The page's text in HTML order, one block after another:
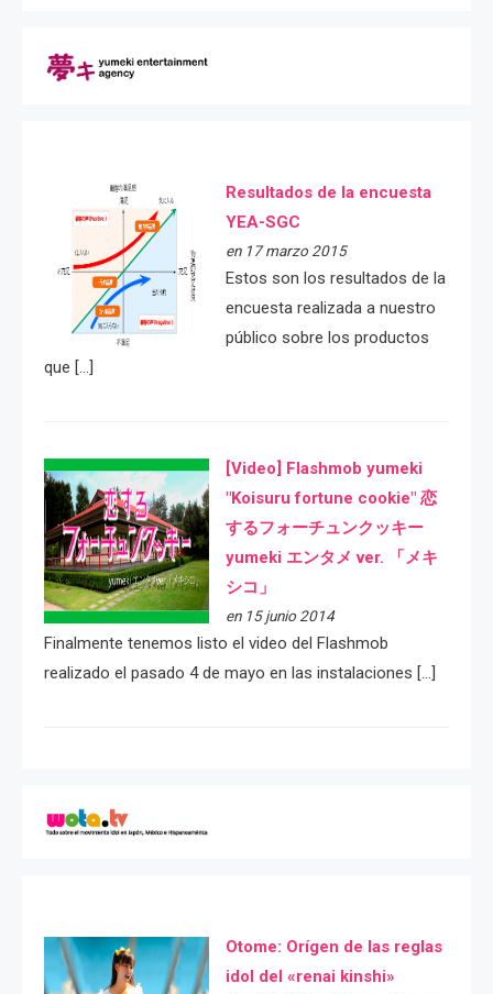
Resultados de la encuesta
YEA-SGC
en 17 marzo 2015
Estos son los resultados de la
encuesta realizada a nuestro
público sobre los productos
que […]
[Video] Flashmob yumeki
"Koisuru fortune cookie" 恋
するフォーチュンクッキー
yumeki エンタメ ver. 「メキ
シコ」
en 15 junio 2014
Finalmente tenemos listo el video del Flashmob
realizado el pasado 4 de mayo en las instalaciones […]
Otome: Orígen de las reglas
idol del «renai kinshi»